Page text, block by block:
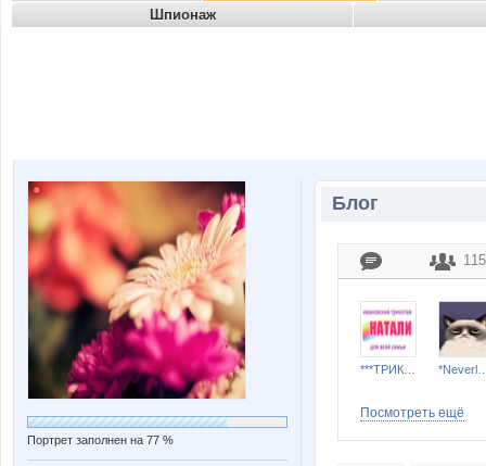
Шпионаж
Портрет заполнен на 77 %
Блог
115
Посмотреть ещё